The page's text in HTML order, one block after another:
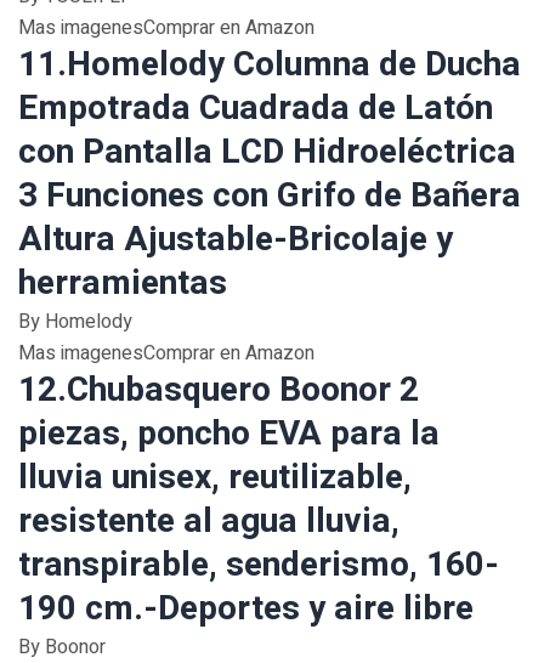
Mas imagenesComprar en Amazon
11.Homelody Columna de Ducha
Empotrada Cuadrada de Latón
con Pantalla LCD Hidroeléctrica
3 Funciones con Grifo de Bañera
Altura Ajustable-Bricolaje y
herramientas
By Homelody
Mas imagenesComprar en Amazon
12.Chubasquero Boonor 2
piezas, poncho EVA para la
lluvia unisex, reutilizable,
resistente al agua lluvia,
transpirable, senderismo, 160-
190 cm.-Deportes y aire libre
By Boonor